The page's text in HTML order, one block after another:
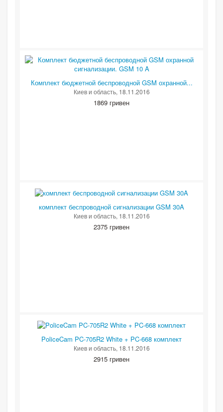
Комплект бюджетной беспроводной GSM охранной...
Киев и область, 18.11.2016
1869 гривен
комплект беспроводной сигнализации GSM 30A
Киев и область, 18.11.2016
2375 гривен
PoliceCam PC-705R2 White + PC-668 комплект
Киев и область, 18.11.2016
2915 гривен